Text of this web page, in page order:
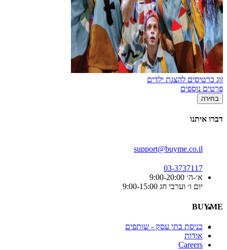
זוג כרטיסים להצגת ילדים
פרטים נוספים
בחירה
דברו איתנו
support@buyme.co.il
03-3737117
א׳-ה׳ 9:00-20:00
יום ו׳ וערבי חג 9:00-15:00
BUYME
כניסת בתי עסק - שותפים
אודות
Careers